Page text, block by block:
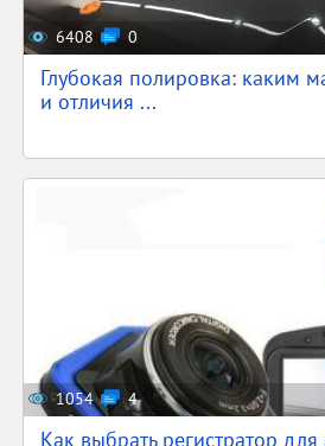
6408 0
Глубокая полировка: каким
и отличия ...
1054 4
Как выбрать регистратор